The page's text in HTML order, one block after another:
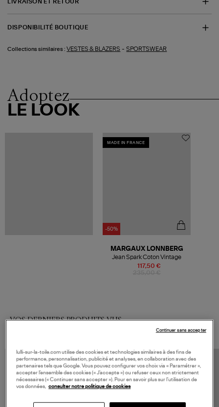
LIVRAISON ET RETOUR
DISPONIBILITÉ BOUTIQUE
Collections similaires : VESTES & BLAZERS -SPORTSWEAR
Adoptez
LE LOOK
MADE IN FRANCE
-50%
117,50 €
MARGAUX LONNBERG
Jean Spark Coton Vintage
VOS DERNIERS PRODUITS VUS
lulli-sur-la-toile.com utilise des cookies et technologies similaires à des fins de
performance, personnalisation, publicité et analyses, en collaboration avec des
partenaires tels que Google. Vous pouvez configurer vos choix via « Paramétrer »,
accepter l’ensemble des cookies (« J’accepte ») ou refuser ceux non strictement
nécessaires (« Continuer sans accepter »). Pour en savoir plus sur l’utilisation de
vos données, consulter notre politique de cookies
Continuer sans accepter